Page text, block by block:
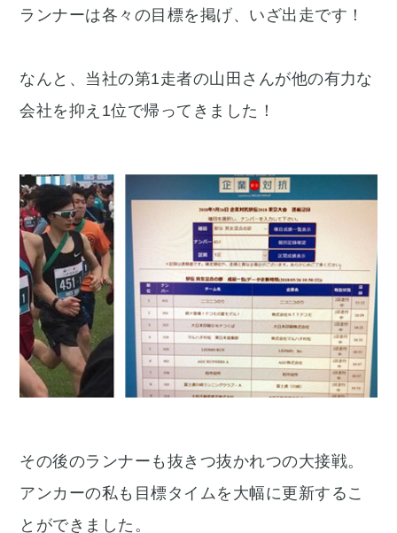
ランナーは各々の目標を掲げ、いざ出走です！
なんと、当社の第1走者の山田さんが他の有力な
会社を抑え1位で帰ってきました！
その後のランナーも抜きつ抜かれつの大接戦。
アンカーの私も目標タイムを大幅に更新するこ
とができました。